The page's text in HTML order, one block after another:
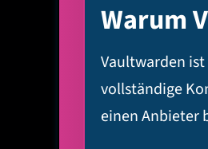
Warum
Vaultwarden
vollständige
einen Anbieter